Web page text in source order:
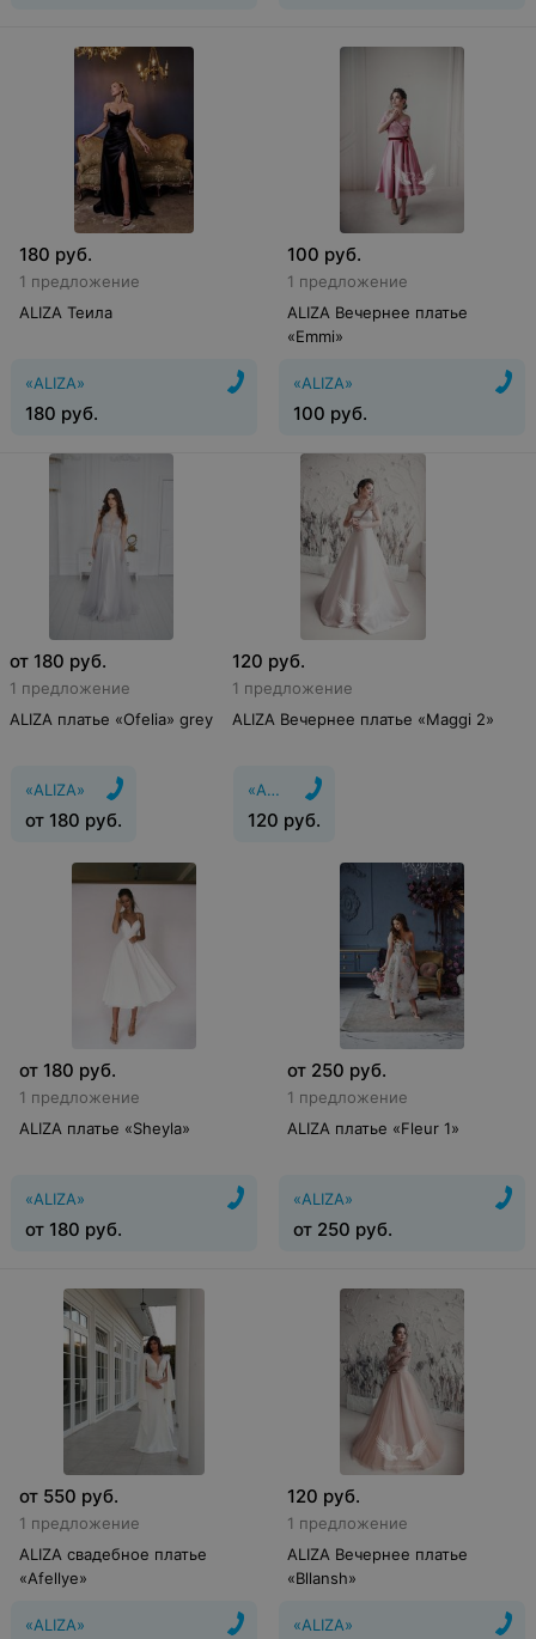
180 руб.
1 предложение
ALIZA Теила
«ALIZA»
180 руб.
100 руб.
1 предложение
ALIZA Вечернее платье
«Emmi»
«ALIZA»
100 руб.
от 180 руб.
1 предложение
ALIZA платье «Ofelia» grey
«ALIZA»
от 180 руб.
120 руб.
1 предложение
ALIZA Вечернее платье «Maggi 2»
«ALIZA»
120 руб.
от 180 руб.
1 предложение
ALIZA платье «Sheyla»
«ALIZA»
от 180 руб.
от 250 руб.
1 предложение
ALIZA платье «Fleur 1»
«ALIZA»
от 250 руб.
от 550 руб.
1 предложение
ALIZA свадебное платье
«Afellye»
«ALIZA»
120 руб.
1 предложение
ALIZA Вечернее платье
«Bllansh»
«ALIZA»